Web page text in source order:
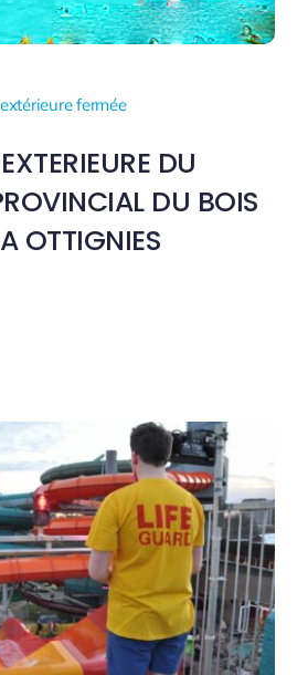
fermée
DU
DU BOIS
OTTIGNIES